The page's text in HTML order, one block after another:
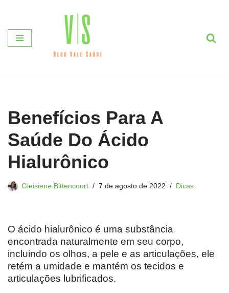
Pular
para
Benefícios Para A
Saúde Do Ácido
Hialurônico
Gleisiene Bittencourt 7 de agosto de 2022 Dicas
O ácido hialurônico é uma substância
encontrada naturalmente em seu corpo,
incluindo os olhos, a pele e as articulações, ele
retém a umidade e mantém os tecidos e
articulações lubrificados.